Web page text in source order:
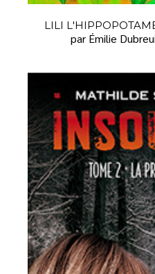
LILI
par Émilie